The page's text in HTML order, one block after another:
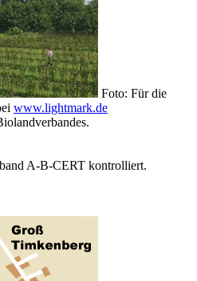
Foto: Für die
www.lightmark.de
A-B-CERT kontrolliert.